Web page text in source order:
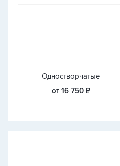
Одностворчатые
от 16 750 ₽